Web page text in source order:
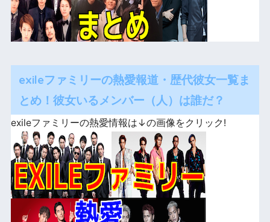
exileファミリーの熱愛報道・歴代彼女一覧ま
とめ！彼女いるメンバー（人）は誰だ？
exileファミリーの熱愛情報は↓の画像をクリック!